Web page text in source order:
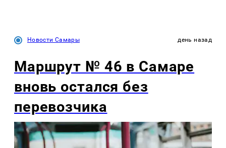
Новости Самары день назад
Маршрут № 46 в Самаре
вновь остался без
перевозчика